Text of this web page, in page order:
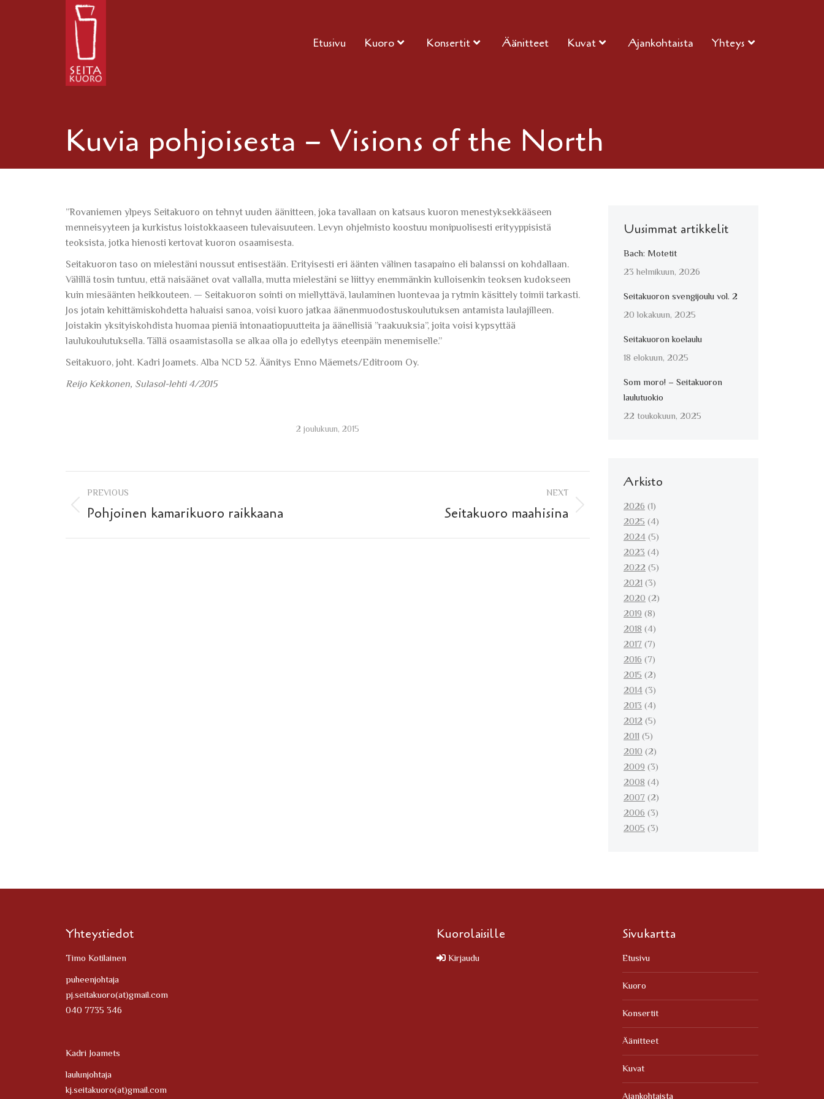
Etusivu Kuoro Konsertit Äänitteet Kuvat Ajankohtaista Yhteys
Kuvia pohjoisesta – Visions of the North
”Rovaniemen ylpeys Seitakuoro on tehnyt uuden äänitteen, joka tavallaan on katsaus kuoron menestyksekkääseen
menneisyyteen ja kurkistus loistokkaaseen tulevaisuuteen. Levyn ohjelmisto koostuu monipuolisesti erityyppisistä
teoksista, jotka hienosti kertovat kuoron osaamisesta.
Seitakuoron taso on mielestäni noussut entisestään. Erityisesti eri äänten välinen tasapaino eli balanssi on kohdallaan.
Välillä tosin tuntuu, että naisäänet ovat vallalla, mutta mielestäni se liittyy enemmänkin kulloisenkin teoksen kudokseen
kuin miesäänten heikkouteen. — Seitakuoron sointi on miellyttävä, laulaminen luontevaa ja rytmin käsittely toimii tarkasti.
Jos jotain kehittämiskohdetta haluaisi sanoa, voisi kuoro jatkaa äänenmuodostuskoulutuksen antamista laulajilleen.
Joistakin yksityiskohdista huomaa pieniä intonaatiopuutteita ja äänellisiä ”raakuuksia”, joita voisi kypsyttää
laulukoulutuksella. Tällä osaamistasolla se alkaa olla jo edellytys eteenpäin menemiselle.”
Seitakuoro, joht. Kadri Joamets. Alba NCD 52. Äänitys Enno Mäemets/Editroom Oy.
Reijo Kekkonen, Sulasol-lehti 4/2015
2 joulukuun, 2015
Post
navigation
PREVIOUS
Previous
Pohjoinen kamarikuoro raikkaana
NEXT
Seitakuoro maahisina
Uusimmat artikkelit
Bach: Motetit
23 helmikuun, 2026
Seitakuoron svengijoulu vol. 2
20 lokakuun, 2025
Seitakuoron koelaulu
18 elokuun, 2025
Som moro! – Seitakuoron
laulutuokio
22 toukokuun, 2025
Arkisto
2026(1)
2025(4)
2024(5)
2023(4)
2022(5)
2021(3)
2020(2)
2019(8)
2018(4)
2017(7)
2016(7)
2015(2)
2014(3)
2013(4)
2012(5)
2011(5)
2010(2)
2009(3)
2008(4)
2007(2)
2006(3)
2005(3)
Yhteystiedot
Timo Kotilainen
puheenjohtaja
pj.seitakuoro(at)gmail.com
040 7735 346
Kadri Joamets
laulunjohtaja
kj.seitakuoro(at)gmail.com
Kuorolaisille
Kirjaudu
Sivukartta
Etusivu
Kuoro
Konsertit
Äänitteet
Kuvat